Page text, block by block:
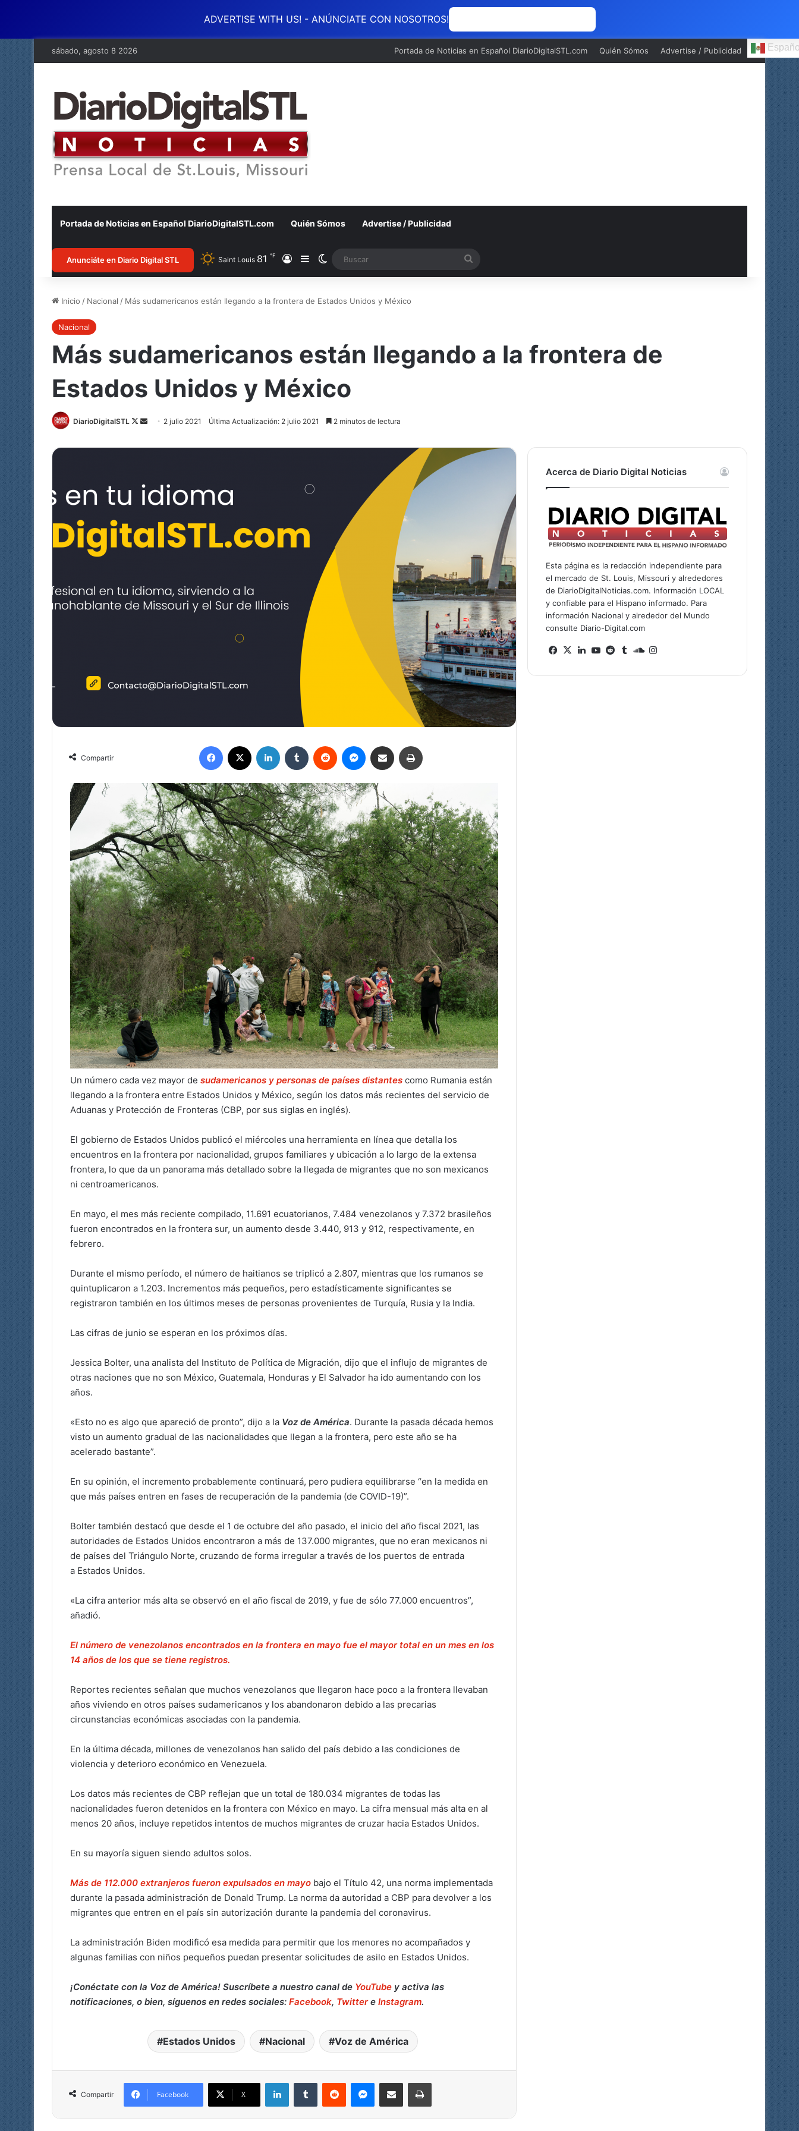
ADVERTISE WITH US! - ANÚNCIATE CON NOSOTROS!
sábado, agosto 8 2026 Portada de Noticias en Español DiarioDigitalSTL.com Quién Sómos Advertise / Publicidad
Portada de Noticias en Español DiarioDigitalSTL.com Quién Sómos Advertise / Publicidad
Anunciáte en Diario Digital STL Saint Louis 81 ℉ AccesoBarra lateral
Switch skin
Inicio / Nacional / Más sudamericanos están llegando a la frontera de Estados Unidos y México
Nacional
Más sudamericanos están llegando a la frontera de
Estados Unidos y México
DiarioDigitalSTL
Follow
X
Send
email
2 julio 2021 Última Actualización: 2 julio 2021 2 minutos de lectura
Compartir
Un número cada vez mayor de sudamericanos y personas de países distantes como Rumania están
llegando a la frontera entre Estados Unidos y México, según los datos más recientes del servicio de
Aduanas y Protección de Fronteras (CBP, por sus siglas en inglés).
El gobierno de Estados Unidos publicó el miércoles una herramienta en línea que detalla los
encuentros en la frontera por nacionalidad, grupos familiares y ubicación a lo largo de la extensa
frontera, lo que da un panorama más detallado sobre la llegada de migrantes que no son mexicanos
ni centroamericanos.
En mayo, el mes más reciente compilado, 11.691 ecuatorianos, 7.484 venezolanos y 7.372 brasileños
fueron encontrados en la frontera sur, un aumento desde 3.440, 913 y 912, respectivamente, en
febrero.
Durante el mismo período, el número de haitianos se triplicó a 2.807, mientras que los rumanos se
quintuplicaron a 1.203. Incrementos más pequeños, pero estadísticamente significantes se
registraron también en los últimos meses de personas provenientes de Turquía, Rusia y la India.
Las cifras de junio se esperan en los próximos días.
Jessica Bolter, una analista del Instituto de Política de Migración, dijo que el influjo de migrantes de
otras naciones que no son México, Guatemala, Honduras y El Salvador ha ido aumentando con los
años.
«Esto no es algo que apareció de pronto”, dijo a la Voz de América. Durante la pasada década hemos
visto un aumento gradual de las nacionalidades que llegan a la frontera, pero este año se ha
acelerado bastante”.
En su opinión, el incremento probablemente continuará, pero pudiera equilibrarse “en la medida en
que más países entren en fases de recuperación de la pandemia (de COVID-19)”.
Bolter también destacó que desde el 1 de octubre del año pasado, el inicio del año fiscal 2021, las
autoridades de Estados Unidos encontraron a más de 137.000 migrantes, que no eran mexicanos ni
de países del Triángulo Norte, cruzando de forma irregular a través de los puertos de entrada
a Estados Unidos.
«La cifra anterior más alta se observó en el año fiscal de 2019, y fue de sólo 77.000 encuentros”,
añadió.
El número de venezolanos encontrados en la frontera en mayo fue el mayor total en un mes en los
14 años de los que se tiene registros.
Reportes recientes señalan que muchos venezolanos que llegaron hace poco a la frontera llevaban
años viviendo en otros países sudamericanos y los abandonaron debido a las precarias
circunstancias económicas asociadas con la pandemia.
En la última década, millones de venezolanos han salido del país debido a las condiciones de
violencia y deterioro económico en Venezuela.
Los datos más recientes de CBP reflejan que un total de 180.034 migrantes de todas las
nacionalidades fueron detenidos en la frontera con México en mayo. La cifra mensual más alta en al
menos 20 años, incluye repetidos intentos de muchos migrantes de cruzar hacia Estados Unidos.
En su mayoría siguen siendo adultos solos.
Más de 112.000 extranjeros fueron expulsados en mayo bajo el Título 42, una norma implementada
durante la pasada administración de Donald Trump. La norma da autoridad a CBP para devolver a los
migrantes que entren en el país sin autorización durante la pandemia del coronavirus.
La administración Biden modificó esa medida para permitir que los menores no acompañados y
algunas familias con niños pequeños puedan presentar solicitudes de asilo en Estados Unidos.
¡Conéctate con la Voz de América! Suscríbete a nuestro canal de YouTube y activa las
notificaciones, o bien, síguenos en redes sociales: Facebook, Twittere Instagram.
Estados Unidos Nacional Voz de América
Compartir Facebook X
Retiran del mercado fórmula para
botulismo infantil en EE. UU.: qué
hacer si la compraste en Target o en
línea
Muere a los 84 años el Reverendo
Acerca de Diario Digital Noticias
Esta página es la redacción independiente para
el mercado de St. Louis, Missouri y alrededores
de DiarioDigitalNoticias.com. Información LOCAL
y confiable para el Hispano informado. Para
información Nacional y alrededor del Mundo
consulte Diario-Digital.com
Fa
bo
X
Lin
dIn
Yo
ub
Re
t
Tu
lr
So
dCl ra